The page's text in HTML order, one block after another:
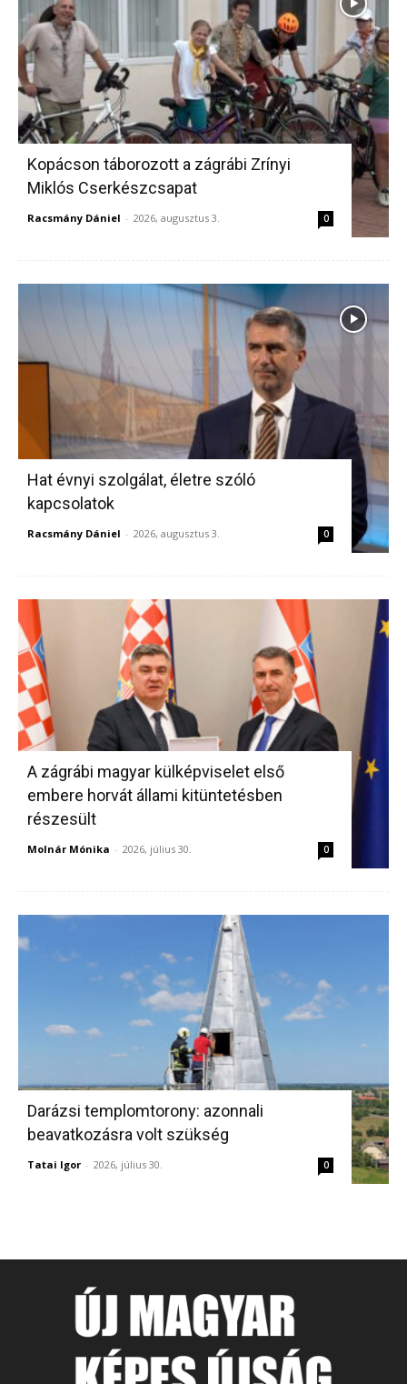
Kopácson táborozott a zágrábi Zrínyi
Miklós Cserkészcsapat
Racsmány Dániel - 2026, augusztus 3. 0
Hat évnyi szolgálat, életre szóló
kapcsolatok
Racsmány Dániel - 2026, augusztus 3. 0
A zágrábi magyar külképviselet első
embere horvát állami kitüntetésben
részesült
Molnár Mónika - 2026, július 30. 0
Darázsi templomtorony: azonnali
beavatkozásra volt szükség
Tatai Igor - 2026, július 30. 0